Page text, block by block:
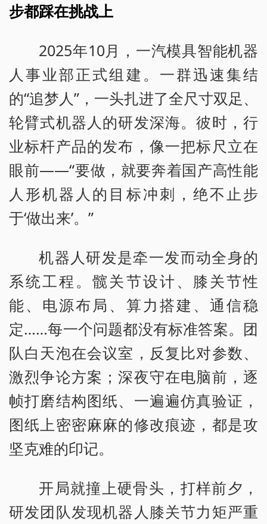
步都踩在挑战上
2025年10月，一汽模具智能机器
人事业部正式组建。一群迅速集结
的“追梦人”，一头扎进了全尺寸双足、
轮臂式机器人的研发深海。彼时，行
业标杆产品的发布，像一把标尺立在
眼前——“要做，就要奔着国产高性能
人形机器人的目标冲刺，绝不止步
于‘做出来’。”
机器人研发是牵一发而动全身的
系统工程。髋关节设计、膝关节性
能、电源布局、算力搭建、通信稳
定……每一个问题都没有标准答案。团
队白天泡在会议室，反复比对参数、
激烈争论方案；深夜守在电脑前，逐
帧打磨结构图纸、一遍遍仿真验证，
图纸上密密麻麻的修改痕迹，都是攻
坚克难的印记。
开局就撞上硬骨头，打样前夕，
研发团队发现机器人膝关节力矩严重